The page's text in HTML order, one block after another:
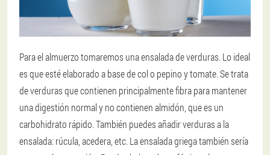
Para el almuerzo tomaremos una ensalada de verduras. Lo ideal
es que esté elaborado a base de col o pepino y tomate. Se trata
de verduras que contienen principalmente fibra para mantener
una digestión normal y no contienen almidón, que es un
carbohidrato rápido. También puedes añadir verduras a la
ensalada: rúcula, acedera, etc. La ensalada griega también sería